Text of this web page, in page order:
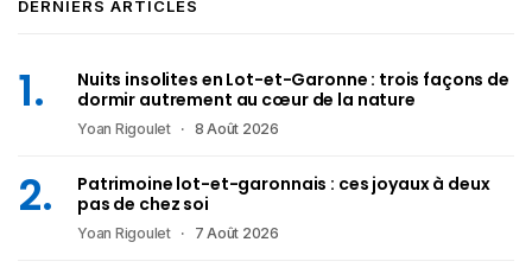
DERNIERS ARTICLES
Nuits insolites en Lot-et-Garonne : trois façons de
dormir autrement au cœur de la nature
Yoan Rigoulet 8 Août 2026
Patrimoine lot-et-garonnais : ces joyaux à deux
pas de chez soi
Yoan Rigoulet 7 Août 2026